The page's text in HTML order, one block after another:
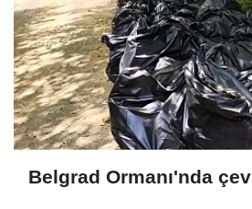
Belgrad Ormanı'nda